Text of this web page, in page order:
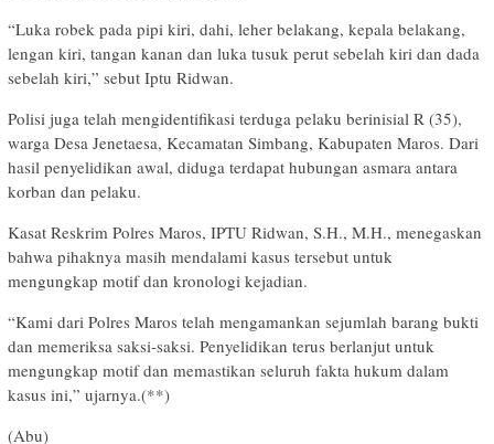
“Luka robek pada pipi kiri, dahi, leher belakang, kepala belakang,
lengan kiri, tangan kanan dan luka tusuk perut sebelah kiri dan dada
sebelah kiri,” sebut Iptu Ridwan.
Polisi juga telah mengidentifikasi terduga pelaku berinisial R (35),
warga Desa Jenetaesa, Kecamatan Simbang, Kabupaten Maros. Dari
hasil penyelidikan awal, diduga terdapat hubungan asmara antara
korban dan pelaku.
Kasat Reskrim Polres Maros, IPTU Ridwan, S.H., M.H., menegaskan
bahwa pihaknya masih mendalami kasus tersebut untuk
mengungkap motif dan kronologi kejadian.
“Kami dari Polres Maros telah mengamankan sejumlah barang bukti
dan memeriksa saksi-saksi. Penyelidikan terus berlanjut untuk
mengungkap motif dan memastikan seluruh fakta hukum dalam
kasus ini,” ujarnya.(**)
(Abu)